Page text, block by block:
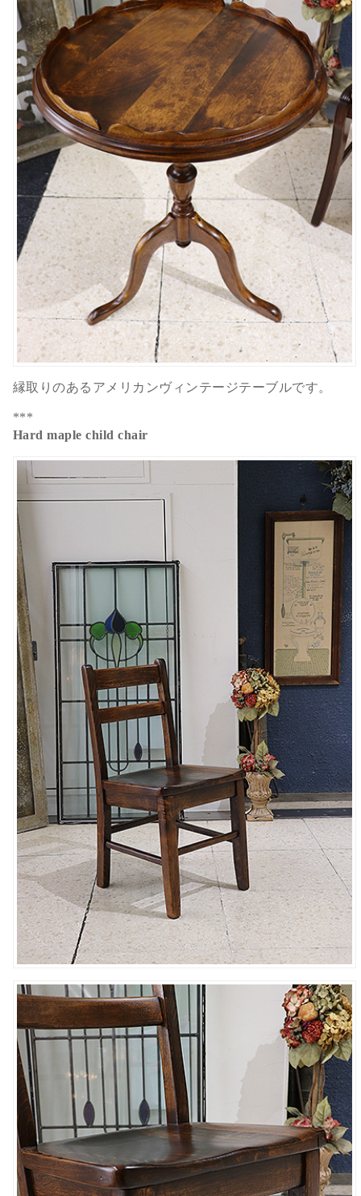
縁取りのあるアメリカンヴィンテージテーブルです。
***
Hard maple child chair